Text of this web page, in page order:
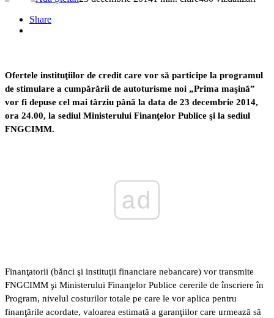
Share
Ofertele instituţiilor de credit care vor să participe la programul
de stimulare a cumpărării de autoturisme noi „Prima maşină”
vor fi depuse cel mai târziu până la data de 23 decembrie 2014,
ora 24.00, la sediul Ministerului Finanţelor Publice şi la sediul
FNGCIMM.
ad
Finanţatorii (bănci şi instituţii financiare nebancare) vor transmite
FNGCIMM şi Ministerului Finanţelor Publice cererile de înscriere în
Program, nivelul costurilor totale pe care le vor aplica pentru
finanţările acordate, valoarea estimată a garanţiilor care urmează să